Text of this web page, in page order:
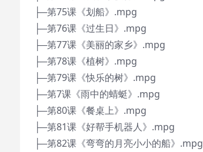
├─第75课《划船》.mpg
├─第76课《过生日》.mpg
├─第77课《美丽的家乡》.mpg
├─第78课《植树》.mpg
├─第79课《快乐的树》.mpg
├─第7课《雨中的蜻蜓》.mpg
├─第80课《餐桌上》.mpg
├─第81课《好帮手机器人》.mpg
├─第82课《弯弯的月亮小小的船》.mpg